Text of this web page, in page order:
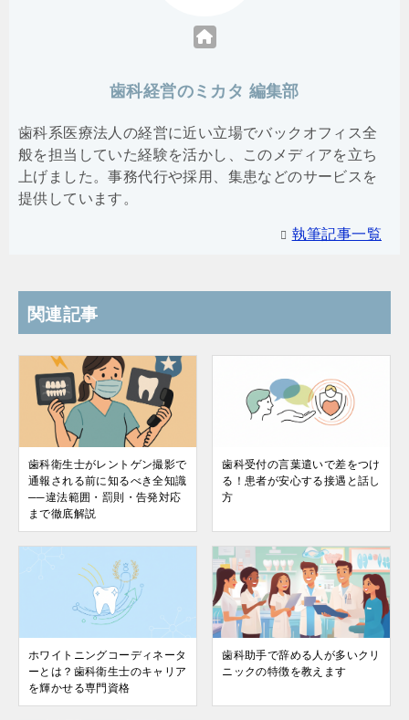
歯科経営のミカタ 編集部
歯科系医療法人の経営に近い立場でバックオフィス全
般を担当していた経験を活かし、このメディアを立ち
上げました。事務代行や採用、集患などのサービスを
提供しています。
執筆記事一覧
関連記事
歯科衛生士がレントゲン撮影で
通報される前に知るべき全知識
──違法範囲・罰則・告発対応
まで徹底解説
歯科受付の言葉遣いで差をつけ
る！患者が安心する接遇と話し
方
ホワイトニングコーディネータ
ーとは？歯科衛生士のキャリア
を輝かせる専門資格
歯科助手で辞める人が多いクリ
ニックの特徴を教えます